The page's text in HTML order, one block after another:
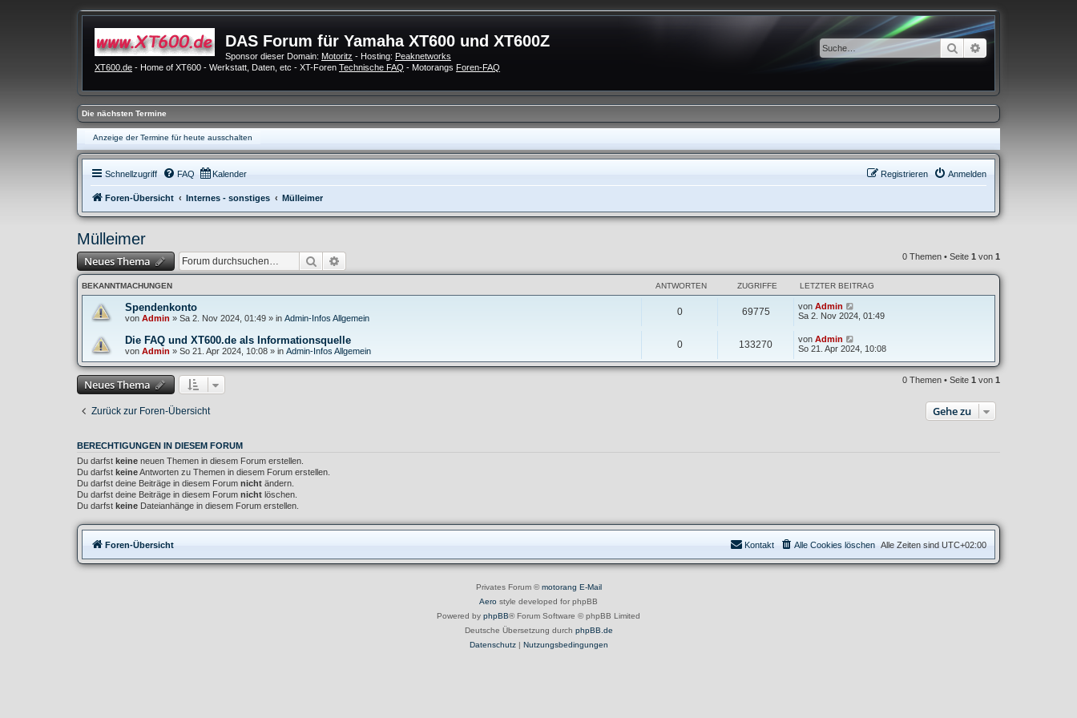
DAS Forum für Yamaha XT600 und XT600Z
Sponsor dieser Domain: Motoritz - Hosting: Peaknetworks
XT600.de - Home of XT600 - Werkstatt, Daten, etc - XT-Foren Technische FAQ - Motorangs Foren-FAQ
Suche Erweiterte Suche
Die nächsten Termine
Anzeige der Termine für heute ausschalten
Schnellzugriff FAQ Kalender Anmelden
Registrieren
Foren-Übersicht Internes - sonstiges Mülleimer
Mülleimer
Neues Thema Suche 0 Themen • Seite 1 von 1
BEKANNTMACHUNGEN ANTWORTEN ZUGRIFFE LETZTER BEITRAG
Spendenkonto
von Admin » Sa 2. Nov 2024, 01:49 » in Admin-Infos Allgemein
0 69775 von Admin
Sa 2. Nov 2024, 01:49
Die FAQ und XT600.de als Informationsquelle
von Admin » So 21. Apr 2024, 10:08 » in Admin-Infos Allgemein
0 133270 von Admin
So 21. Apr 2024, 10:08
Neues Thema 0 Themen • Seite 1 von 1
Zurück zur Foren-Übersicht Gehe zu
BERECHTIGUNGEN IN DIESEM FORUM
Du darfst keine neuen Themen in diesem Forum erstellen.
Du darfst keineAntworten zu Themen in diesem Forum erstellen.
Du darfst deine Beiträge in diesem Forum nicht ändern.
Du darfst deine Beiträge in diesem Forum nicht löschen.
Du darfst keine Dateianhänge in diesem Forum erstellen.
Foren-Übersicht Alle Zeiten sind UTC+02:00
Alle Cookies löschen
Kontakt
Privates Forum ©motorang E-Mail
Aero style developed for phpBB
Powered by phpBB® Forum Software © phpBB Limited
Deutsche Übersetzung durch phpBB.de
Datenschutz| Nutzungsbedingungen